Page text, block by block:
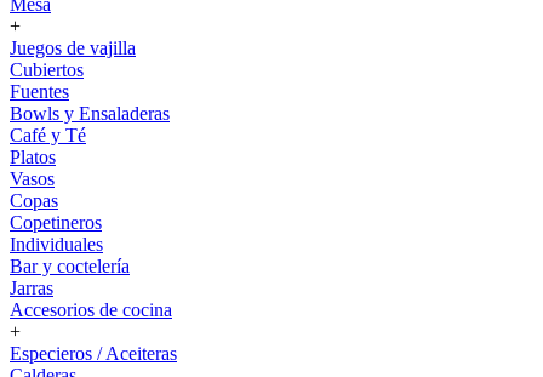
Mesa
+
Juegos de vajilla
Cubiertos
Fuentes
Bowls y Ensaladeras
Café y Té
Platos
Vasos
Copas
Copetineros
Individuales
Bar y coctelería
Jarras
Accesorios de cocina
+
Especieros / Aceiteras